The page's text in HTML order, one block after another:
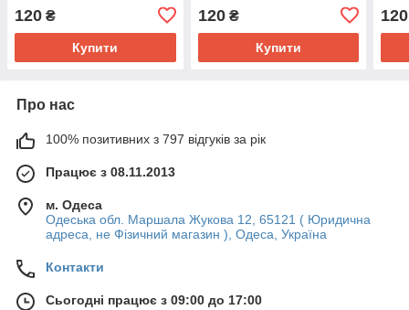
120 ₴
Купити
120₴
Купити
120
Про нас
100% позитивних з 797 відгуків за рік
Працює з 08.11.2013
м. Одеса
Одеська обл. Маршала Жукова 12, 65121 ( Юридична
адреса, не Фізичний магазин ), Одеса, Україна
Контакти
Сьогодні працює з 09:00 до 17:00